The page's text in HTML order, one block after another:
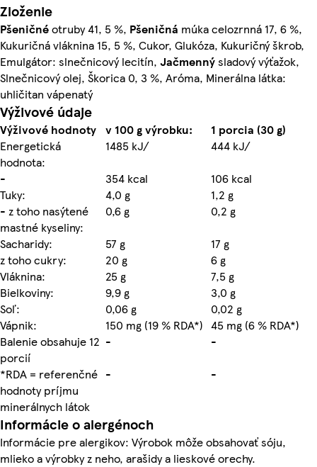
Zloženie
Pšeničnéotruby 41, 5 %, Pšeničná múka celozrnná 17, 6 %,
Kukuričná vláknina 15, 5 %, Cukor, Glukóza, Kukuričný škrob,
Emulgátor: slnečnicový lecitín, Jačmennýsladový výťažok,
Slnečnicový olej, Škorica 0, 3 %, Aróma, Minerálna látka:
uhličitan vápenatý
Výživové údaje
Výživové hodnoty v 100 g výrobku:
1 porcia (30 g)
Energetická
hodnota:
1485 kJ/
444 kJ/
-
354 kcal
106 kcal
Tuky:
4,0 g
1,2 g
- z toho nasýtené
mastné kyseliny:
0,6 g
0,2 g
Sacharidy:
57 g
17 g
z toho cukry:
20 g
6 g
Vláknina:
25 g
7,5 g
Bielkoviny:
9,9 g
3,0 g
Soľ:
0,06 g
0,02 g
Vápnik:
150 mg (19 % RDA*) 45 mg (6 % RDA*)
Balenie obsahuje 12
porcií
-
-
*RDA = referenčné
hodnoty príjmu
minerálnych látok
- -
Informácie o alergénoch
Informácie pre alergikov: Výrobok môže obsahovať sóju,
mlieko a výrobky z neho, arašidy a lieskové orechy.